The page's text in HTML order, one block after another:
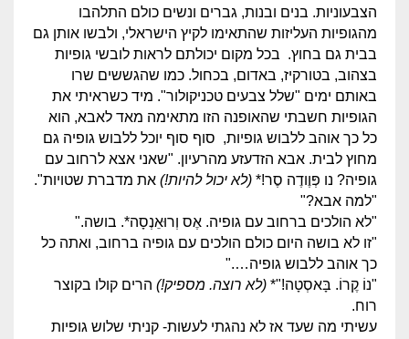
הצבעוניות. בנים ובנות, גברים ונשים כולם התלהבו
מהגופיות העליזות שהתאימו לקיץ הישראלי, ולבשו אותן גם
בבית גם בחוץ. בכל מקום יכולתם לראות לובשי גופיות
בצהוב, בטורקיז, באדום, בכחול. כמו שהגששים שרו
באותם ימים "שלל צבעים טכניקולור". מיד כשראיתי את
הגופיות חשבתי שהאופנה הזו מתאימה מאד לאבא, הוא
כל כך אוהב ללבוש גופיות, סוף סוף יוכל ללבוש גופיה גם
מחוץ לבית. אבא הזדעזע מהרעיון. "שאני אצא לרחוב עם
גופיה? נו פְּוֶודֶה סֶר!* (לא יכול להיות!) את מדברת שטויות".
"למה אבא?"
"לא הולכים ברחוב עם גופיה. אֶס וְרוּאֵנְסָה*. בושה."
"זו לא בושה היום כולם הולכים עם גופיה ברחוב, ואתה כל
כך אוהב ללבוש גופיה…."
"נוֹ קֶרוֹ. בָּאסְטָה!"* (לא רוצה. מספיק!) הרים קולו בקוצר
רוח.
עשיתי מה שעד אז לא נהגתי לעשות- קניתי שלוש גופיות